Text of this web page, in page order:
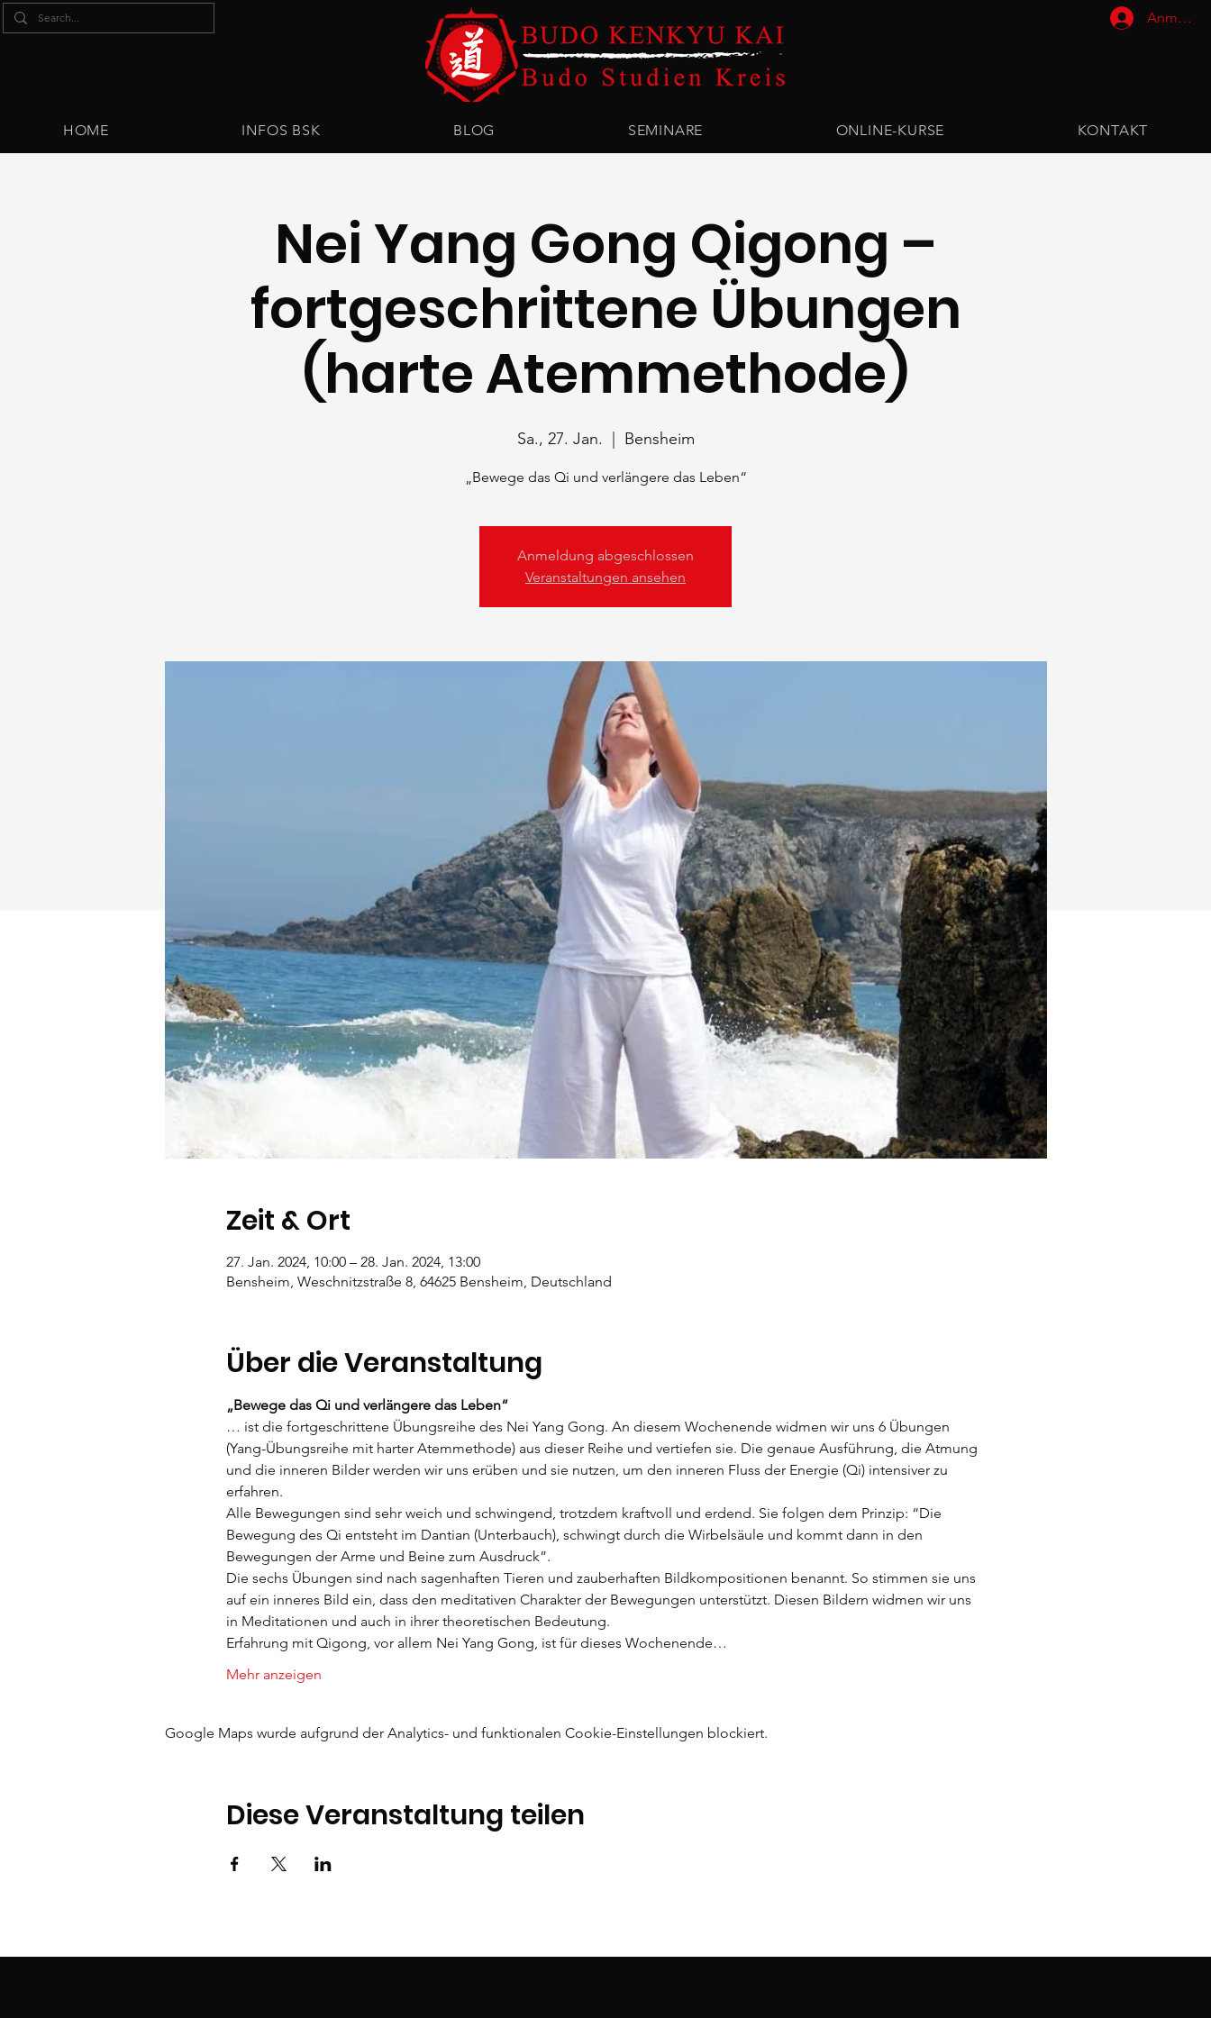
HOME INFOS BSK BLOG SEMINARE ONLINE-KURSE KONTAKT
Nei Yang Gong Qigong –
fortgeschrittene Übungen
(harte Atemmethode)
Sa., 27. Jan. Bensheim
„Bewege das Qi und verlängere das Leben“
Anmeldung abgeschlossen
Veranstaltungen ansehen
Zeit & Ort
27. Jan. 2024, 10:00 – 28. Jan. 2024, 13:00
Bensheim, Weschnitzstraße 8, 64625 Bensheim, Deutschland
Über die Veranstaltung
„Bewege das Qi und verlängere das Leben“
… ist die fortgeschrittene Übungsreihe des Nei Yang Gong. An diesem Wochenende widmen wir uns 6 Übungen
(Yang-Übungsreihe mit harter Atemmethode) aus dieser Reihe und vertiefen sie. Die genaue Ausführung, die Atmung
und die inneren Bilder werden wir uns erüben und sie nutzen, um den inneren Fluss der Energie (Qi) intensiver zu
erfahren.
Alle Bewegungen sind sehr weich und schwingend, trotzdem kraftvoll und erdend. Sie folgen dem Prinzip: “Die
Bewegung des Qi entsteht im Dantian (Unterbauch), schwingt durch die Wirbelsäule und kommt dann in den
Bewegungen der Arme und Beine zum Ausdruck”.
Die sechs Übungen sind nach sagenhaften Tieren und zauberhaften Bildkompositionen benannt. So stimmen sie uns
auf ein inneres Bild ein, dass den meditativen Charakter der Bewegungen unterstützt. Diesen Bildern widmen wir uns
in Meditationen und auch in ihrer theoretischen Bedeutung.
Erfahrung mit Qigong, vor allem Nei Yang Gong, ist für dieses Wochenende…
Mehr anzeigen
Google Maps wurde aufgrund der Analytics- und funktionalen Cookie-Einstellungen blockiert.
Diese Veranstaltung teilen